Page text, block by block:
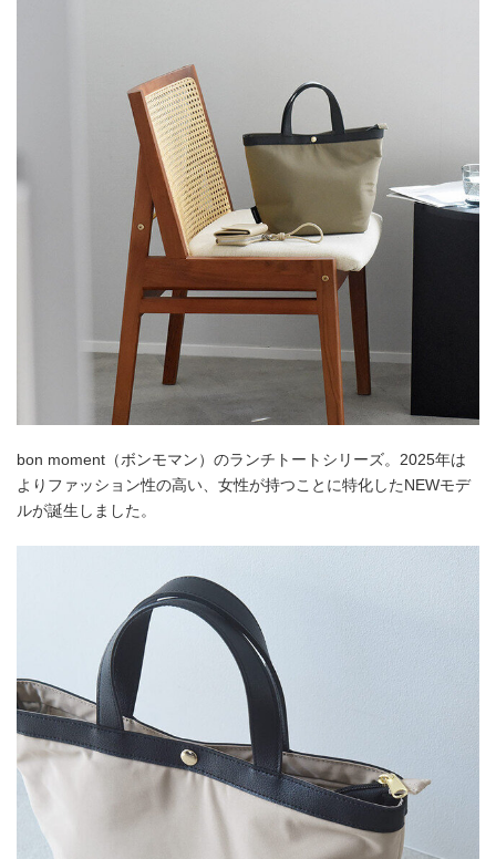
bon moment（ボンモマン）のランチトートシリーズ。2025年は
よりファッション性の高い、女性が持つことに特化したNEWモデ
ルが誕生しました。